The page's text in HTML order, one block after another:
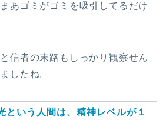
あゴミがゴミを吸引してるだけ
信者の末路もしっかり観察せん
したね。
という人間は、精神レベルが１